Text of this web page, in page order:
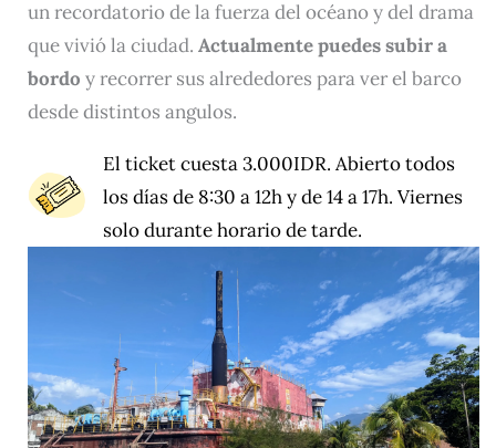
un recordatorio de la fuerza del océano y del drama
que vivió la ciudad. Actualmente puedes subir a
bordo y recorrer sus alrededores para ver el barco
desde distintos angulos.
El ticket cuesta 3.000IDR. Abierto todos
los días de 8:30 a 12h y de 14 a 17h. Viernes
solo durante horario de tarde.